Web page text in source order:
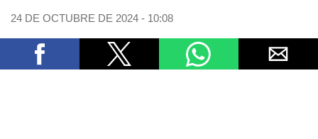
24 DE OCTUBRE DE 2024 - 10:08